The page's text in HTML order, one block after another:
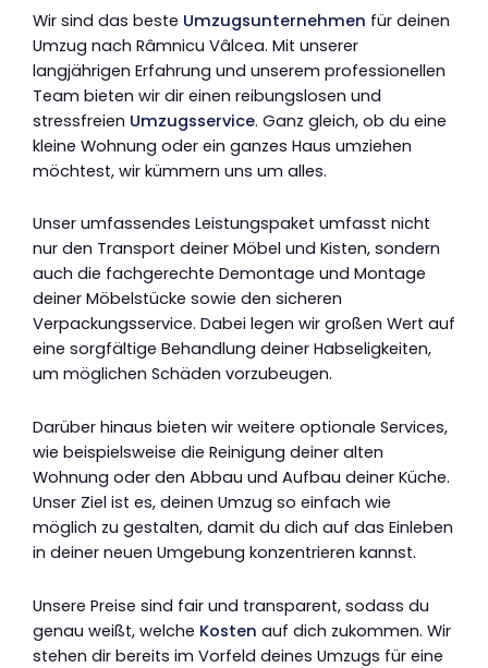
Wir sind das beste Umzugsunternehmen für deinen
Umzug nach Râmnicu Vâlcea. Mit unserer
langjährigen Erfahrung und unserem professionellen
Team bieten wir dir einen reibungslosen und
stressfreien Umzugsservice. Ganz gleich, ob du eine
kleine Wohnung oder ein ganzes Haus umziehen
möchtest, wir kümmern uns um alles.
Unser umfassendes Leistungspaket umfasst nicht
nur den Transport deiner Möbel und Kisten, sondern
auch die fachgerechte Demontage und Montage
deiner Möbelstücke sowie den sicheren
Verpackungsservice. Dabei legen wir großen Wert auf
eine sorgfältige Behandlung deiner Habseligkeiten,
um möglichen Schäden vorzubeugen.
Darüber hinaus bieten wir weitere optionale Services,
wie beispielsweise die Reinigung deiner alten
Wohnung oder den Abbau und Aufbau deiner Küche.
Unser Ziel ist es, deinen Umzug so einfach wie
möglich zu gestalten, damit du dich auf das Einleben
in deiner neuen Umgebung konzentrieren kannst.
Unsere Preise sind fair und transparent, sodass du
genau weißt, welche Kosten auf dich zukommen. Wir
stehen dir bereits im Vorfeld deines Umzugs für eine